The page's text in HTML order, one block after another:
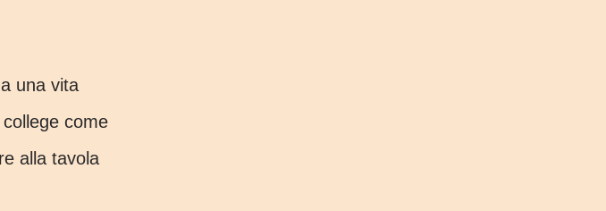
una vita
come
alla tavola